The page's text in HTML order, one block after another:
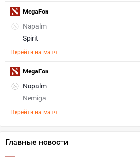
Napalm
Spirit
Перейти на матч
MegaFon
Napalm
Nemiga
Перейти на матч
MegaFon
Главные новости